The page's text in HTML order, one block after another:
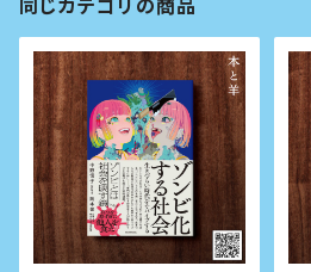
同じカテゴリの商品